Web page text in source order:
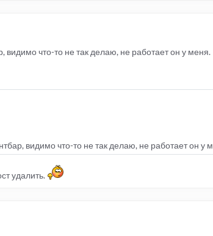
видимо что-то не так делаю, не работает он у меня.
видимо что-то не так делаю, не работает он у
удалить.